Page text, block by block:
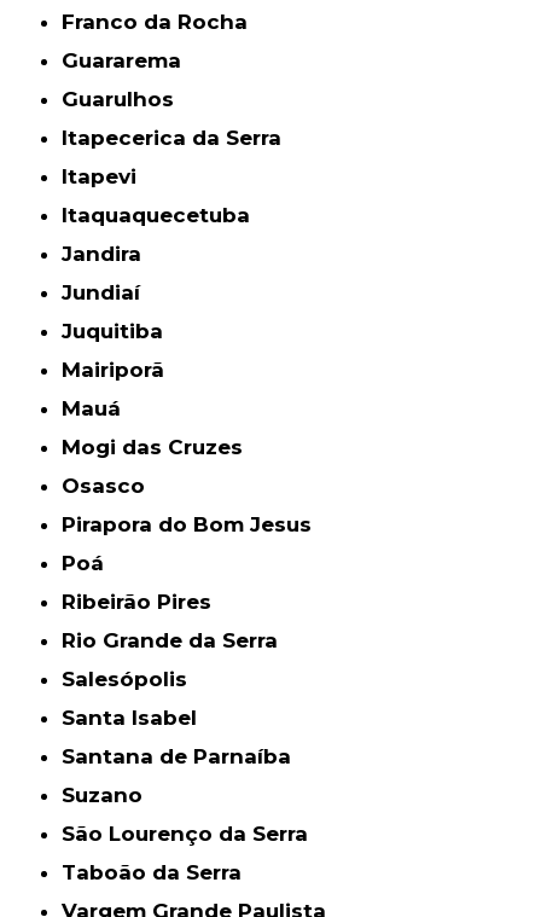
Franco da Rocha
Guararema
Guarulhos
Itapecerica da Serra
Itapevi
Itaquaquecetuba
Jandira
Jundiaí
Juquitiba
Mairiporã
Mauá
Mogi das Cruzes
Osasco
Pirapora do Bom Jesus
Poá
Ribeirão Pires
Rio Grande da Serra
Salesópolis
Santa Isabel
Santana de Parnaíba
Suzano
São Lourenço da Serra
Taboão da Serra
Vargem Grande Paulista